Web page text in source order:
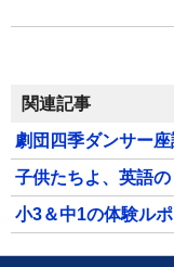
関連記事
劇団四季ダンサー
子供たちよ、英語の
小3＆中1の体験ル